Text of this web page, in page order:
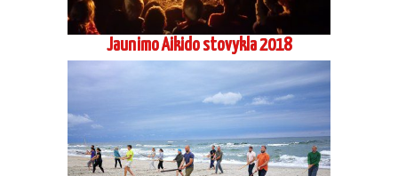
Jaunimo Aikido stovykla 2018